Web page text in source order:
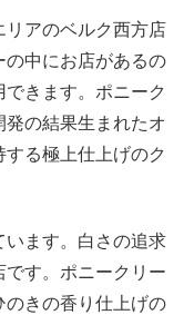
リアのベルク西方店
の中にお店があるの
きます。ポニーク
発の結果生まれたオ
る極上仕上げのク
います。白さの追求
です。ポニークリー
のきの香り仕上げの